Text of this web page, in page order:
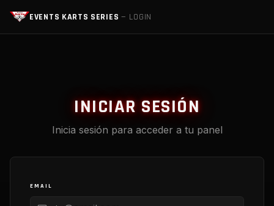
EVENTS KARTS SERIES — LOGIN
INICIAR SESIÓN
Inicia sesión para acceder a tu panel
EMAIL